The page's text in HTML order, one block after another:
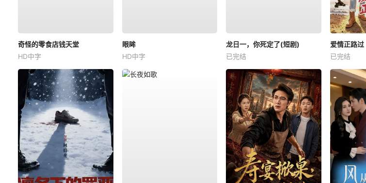
奇怪的零食店钱天堂
HD中字
眼眸
HD中字
龙日一，你死定了(短剧)
已完结
爱情正路过
已完结